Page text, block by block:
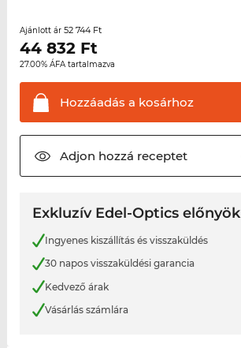
Ajánlott ár 52 744 Ft
44 832Ft
27.00% ÁFA tartalmazva
Hozzáadás a kosárhoz
Adjon hozzá receptet
Exkluzív Edel-Optics előnyök
Ingyenes kiszállítás és visszaküldés
30 napos visszaküldési garancia
Kedvező árak
Vásárlás számlára